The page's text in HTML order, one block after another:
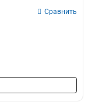
Сравнить